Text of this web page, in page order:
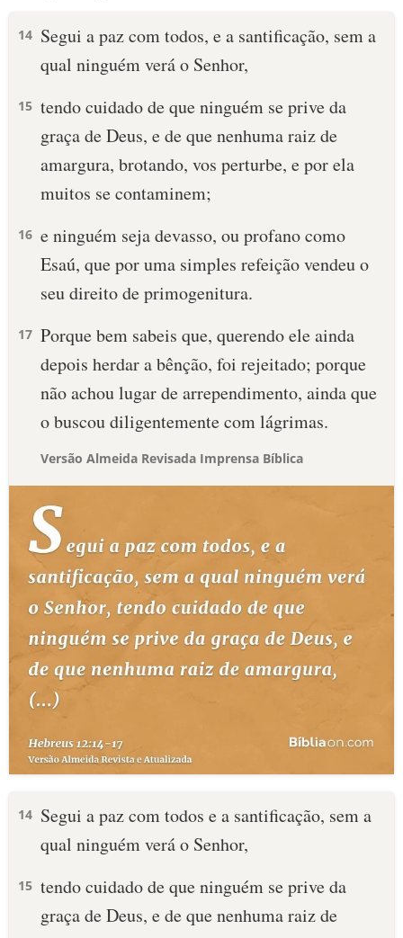
14 Segui a paz com todos, e a santificação, sem a
qual ninguém verá o Senhor,
15 tendo cuidado de que ninguém se prive da
graça de Deus, e de que nenhuma raiz de
amargura, brotando, vos perturbe, e por ela
muitos se contaminem;
16 e ninguém seja devasso, ou profano como
Esaú, que por uma simples refeição vendeu o
seu direito de primogenitura.
17 Porque bem sabeis que, querendo ele ainda
depois herdar a bênção, foi rejeitado; porque
não achou lugar de arrependimento, ainda que
o buscou diligentemente com lágrimas.
Versão Almeida Revisada Imprensa Bíblica
14 Segui a paz com todos e a santificação, sem a
qual ninguém verá o Senhor,
15 tendo cuidado de que ninguém se prive da
graça de Deus, e de que nenhuma raiz de